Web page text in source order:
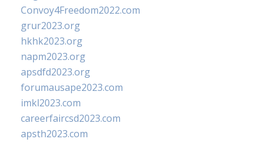
Convoy4Freedom2022.com
grur2023.org
hkhk2023.org
napm2023.org
apsdfd2023.org
forumausape2023.com
imkl2023.com
careerfaircsd2023.com
apsth2023.com